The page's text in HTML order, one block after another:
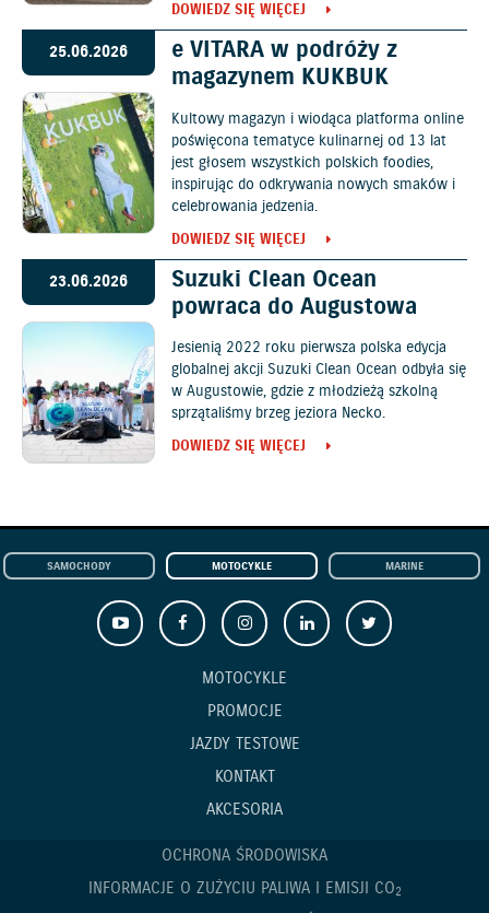
DOWIEDZ SIĘ WIĘCEJ
25.06.2026
e VITARA w podróży z
magazynem KUKBUK
Kultowy magazyn i wiodąca platforma online
poświęcona tematyce kulinarnej od 13 lat
jest głosem wszystkich polskich foodies,
inspirując do odkrywania nowych smaków i
celebrowania jedzenia.
DOWIEDZ SIĘ WIĘCEJ
23.06.2026
Suzuki Clean Ocean
powraca do Augustowa
Jesienią 2022 roku pierwsza polska edycja
globalnej akcji Suzuki Clean Ocean odbyła się
w Augustowie, gdzie z młodzieżą szkolną
sprzątaliśmy brzeg jeziora Necko.
DOWIEDZ SIĘ WIĘCEJ
SAMOCHODY MOTOCYKLE MARINE
MOTOCYKLE
PROMOCJE
JAZDY TESTOWE
KONTAKT
AKCESORIA
OCHRONA ŚRODOWISKA
INFORMACJE O ZUŻYCIU PALIWA I EMISJI CO2